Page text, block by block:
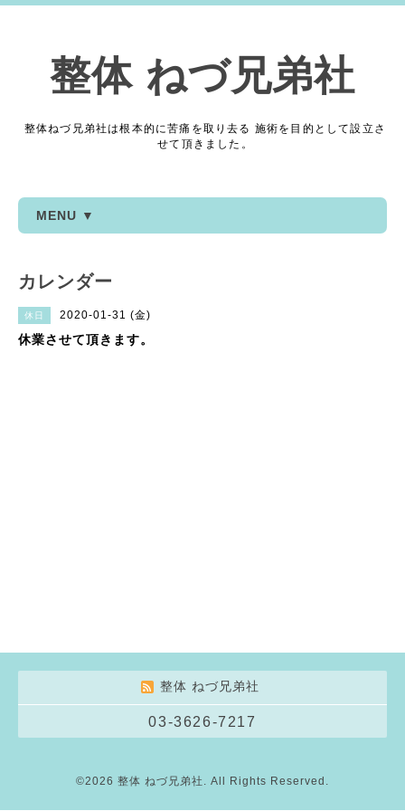
整体 ねづ兄弟社
整体ねづ兄弟社は根本的に苦痛を取り去る 施術を目的として設立さ
せて頂きました。
MENU ▼
カレンダー
休日 2020-01-31 (金)
休業させて頂きます。
整体 ねづ兄弟社
03-3626-7217
©2026 整体 ねづ兄弟社 . All Rights Reserved.